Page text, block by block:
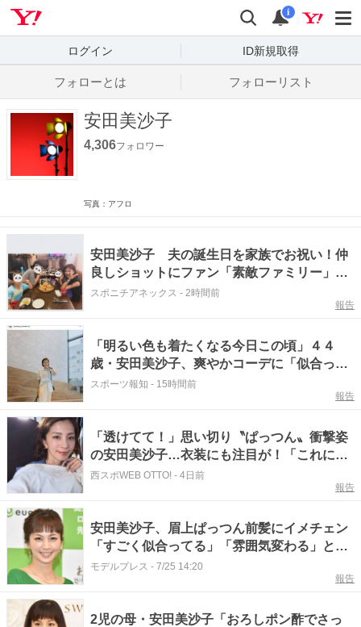
検索
通知
i
ログイン ID新規取得
フォローとは フォローリスト
安田美沙子
4,306フォロワー
写真：アフロ
安田美沙子 夫の誕生日を家族でお祝い！仲
良しショットにファン「素敵ファミリー」
「幸せ者ですね」
スポニチアネックス - 2時間前
報告
「明るい色も着たくなる今日この頃」４４
歳・安田美沙子、爽やかコーデに「似合って
ますねー」「綺麗」「憧れます」
スポーツ報知 - 15時間前
報告
「透けてて！」思い切り〝ぱっつん〟衝撃姿
の安田美沙子…衣装にも注目が！「これに近
い短さ見たことある気が…」「2児の母とは
西スポWEB OTTO! - 4日前
報告
安田美沙子、眉上ぱっつん前髪にイメチェン
「すごく似合ってる」「雰囲気変わる」と絶
賛の声
モデルプレス - 7/25 14:20
報告
2児の母・安田美沙子「おろしポン酢でさっ